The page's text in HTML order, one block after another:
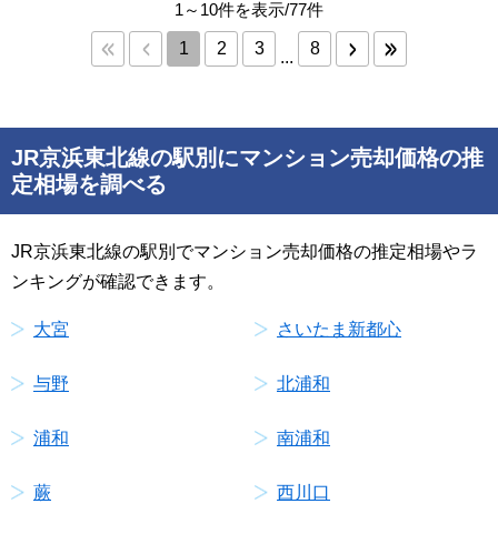
1～10件を表示/77件
1 2 3 ... 8
JR京浜東北線の駅別にマンション売却価格の推
定相場を調べる
JR京浜東北線の駅別でマンション売却価格の推定相場やラ
ンキングが確認できます。
大宮 さいたま新都心
与野 北浦和
浦和 南浦和
蕨 西川口